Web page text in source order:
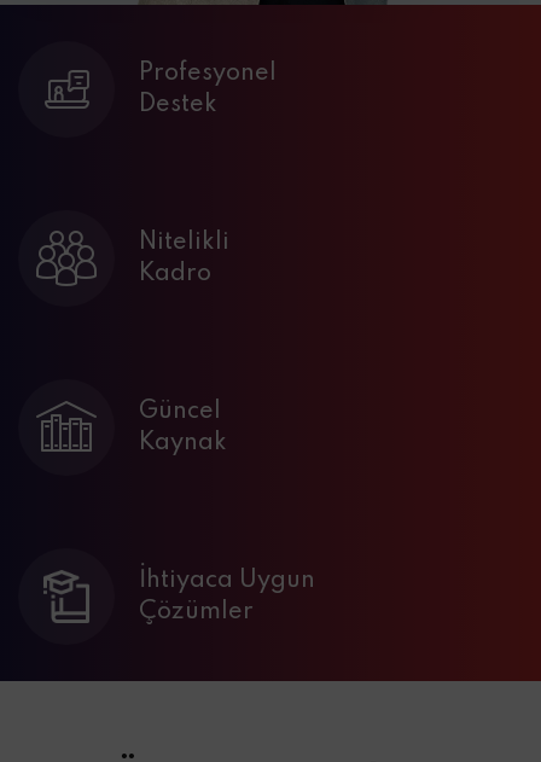
Profesyonel
Destek
Nitelikli
Kadro
Güncel
Kaynak
İhtiyaca Uygun
Çözümler